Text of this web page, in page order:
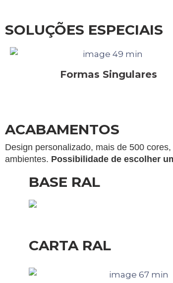
SOLUÇÕES ESPECIAIS
Formas Singulares
ACABAMENTOS
Design personalizado, mais de 500
ambientes. Possibilidade de escolher
BASE RAL
CARTA RAL